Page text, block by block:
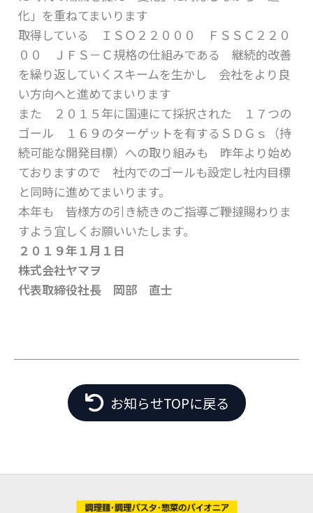
化」を重ねてまいります
取得している ＩＳＯ２２０００ ＦＳＳＣ２２０
００ ＪＦＳ－Ｃ規格の仕組みである 継続的改善
を繰り返していくスキームを生かし 会社をより良
い方向へと進めてまいります
また ２０１５年に国連にて採択された １７つの
ゴール １６９のターゲットを有するＳＤＧｓ（持
続可能な開発目標）への取り組みも 昨年より始め
ておりますので 社内でのゴールも設定し社内目標
と同時に進めてまいります。
本年も 皆様方の引き続きのご指導ご鞭撻賜わりま
すよう宜しくお願いいたします。
２０１９年１月１日
株式会社ヤマヲ
代表取締役社長 岡部 直士
お知らせTOPに戻る